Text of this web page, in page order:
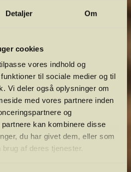
Detaljer Om
cookies
vores indhold og
til sociale medier og til
Vi deler også oplysninger om
med vores partnere inden
og
kan kombinere disse
du har givet dem, eller som
af deres tjenester.
af komplicerede
de vigtigste i vores